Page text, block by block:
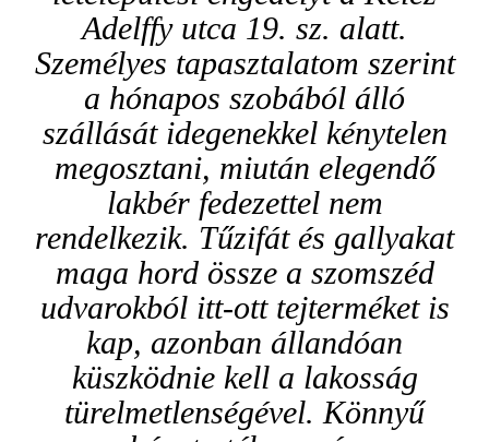
Adelffy utca 19. sz. alatt.
Személyes tapasztalatom szerint
a hónapos szobából álló
szállását idegenekkel kénytelen
megosztani, miután elegendő
lakbér fedezettel nem
rendelkezik. Tűzifát és gallyakat
maga hord össze a szomszéd
udvarokból itt-ott tejterméket is
kap, azonban állandóan
küszködnie kell a lakosság
türelmetlenségével. Könnyű